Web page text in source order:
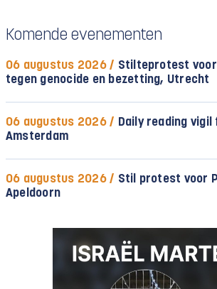
Komende evenementen
06 augustus 2026 / Stilteprotest
tegen genocide en bezetting, Utrecht
06 augustus 2026 / Daily reading
Amsterdam
06 augustus 2026 / Stil protest voor
Apeldoorn